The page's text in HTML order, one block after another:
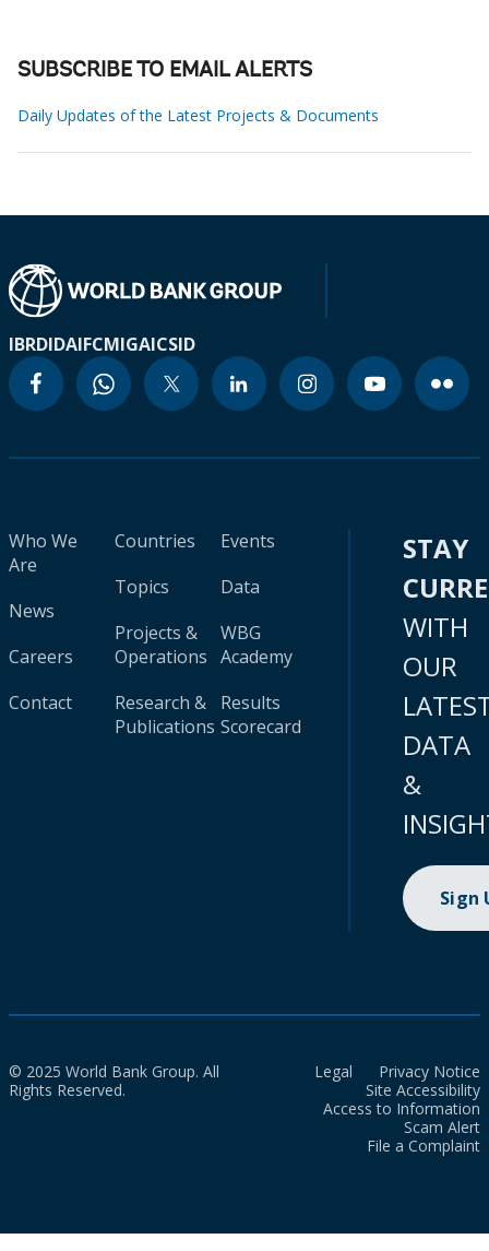
SUBSCRIBE TO EMAIL ALERTS
Daily Updates of the Latest Projects & Documents
IBRDIDAIFCMIGAICSID
Who We
Are
News
Careers
Contact
Countries
Topics
Projects &
Operations
Research &
Publications
Events
Data
WBG
Academy
Results
Scorecard
STAY
WITH
OUR
DATA
&
Sign
© 2025 World Bank Group. All
Rights Reserved.
Legal
Privacy Notice
Site Accessibility
Access to Information
Scam Alert
File a Complaint